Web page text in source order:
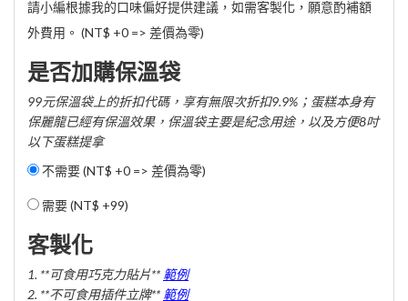
請小編根據我的口味偏好提供建議，如需客製化，願意酌補額
外費用。 (NT$ +0 => 差價為零)
是否加購保溫袋
99元保溫袋上的折扣代碼，享有無限次折扣9.9%；蛋糕本身有
保麗龍已經有保溫效果，保溫袋主要是紀念用途，以及方便8吋
以下蛋糕提拿
不需要 (NT$ +0 => 差價為零)
需要 (NT$ +99)
客製化
1. **可食用巧克力貼片** 範例
2. **不可食用插件立牌** 範例